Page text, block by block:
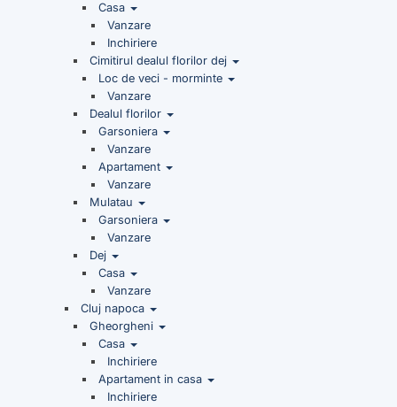
Casa
Vanzare
Inchiriere
Cimitirul dealul florilor dej
Loc de veci - morminte
Vanzare
Dealul florilor
Garsoniera
Vanzare
Apartament
Vanzare
Mulatau
Garsoniera
Vanzare
Dej
Casa
Vanzare
Cluj napoca
Gheorgheni
Casa
Inchiriere
Apartament in casa
Inchiriere